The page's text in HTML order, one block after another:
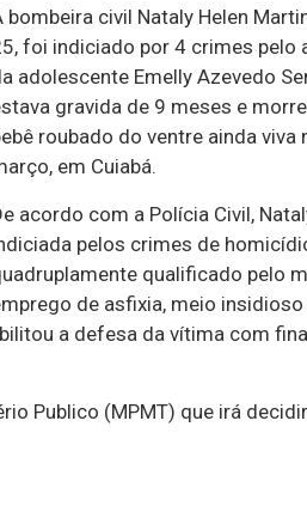
bombeira civil Nataly Helen
foi indiciado por 4 crimes pelo
adolescente Emelly Azevedo
gravida de 9 meses e
roubado do ventre ainda viva
em Cuiabá.
acordo com a Polícia Civil,
pelos crimes de
qualificado pelo
de asfixia, meio insidioso
a defesa da vítima com
Publico (MPMT) que irá